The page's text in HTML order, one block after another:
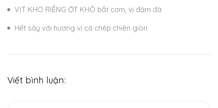
VỊT KHO RIỀNG ỚT KHÔ bắt cơm, vị đậm đà
Hết sảy với hương vị cá chép chiên giòn
Viết bình luận: